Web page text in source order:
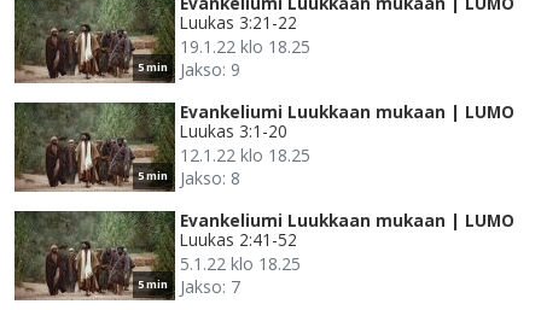
5 min
Luukas 3:21-22
19.1.22 klo 18.25
Jakso: 9
5 min
Evankeliumi Luukkaan mukaan | LUMO
Luukas 3:1-20
12.1.22 klo 18.25
Jakso: 8
5 min
Evankeliumi Luukkaan mukaan | LUMO
Luukas 2:41-52
5.1.22 klo 18.25
Jakso: 7